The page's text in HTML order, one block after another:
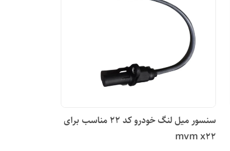
سنسور میل لنگ خودرو کد 22 مناسب برای
mvm x22